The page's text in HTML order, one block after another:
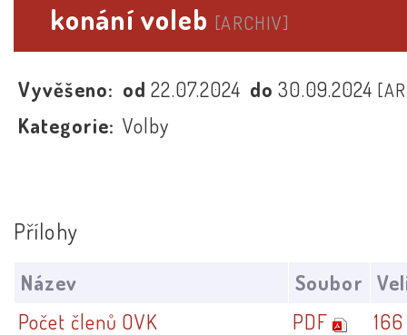
konání voleb [ARCHIV]
Vyvěšeno: od22.07.2024 do30.09.2024
Kategorie: Volby
Přílohy
Název Soubor
Počet členů OVK
PDF